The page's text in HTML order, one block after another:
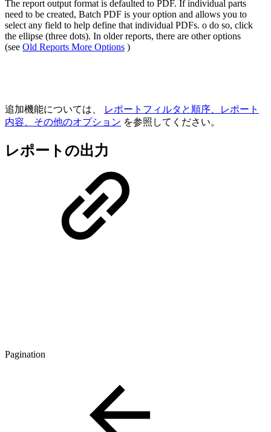
The report output format is defaulted to PDF. If individual parts
need to be created, Batch PDF is your option and allows you to
select any field to help define that individual PDFs. o do so, click
the ellipse (three dots). In older reports, there are other options
(see Old Reports More Options )
追加機能については、
レポートフィルタと順序、レポート
内容、その他のオプション を参照してください。
レポートの出力
Pagination